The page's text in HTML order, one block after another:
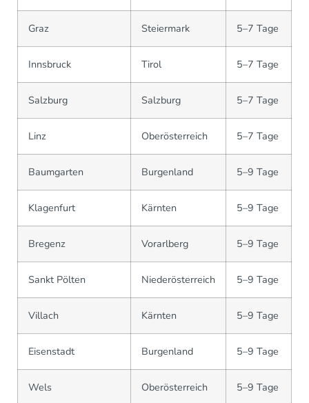
Graz Steiermark 5–7 Tage
Innsbruck Tirol 5–7 Tage
Salzburg Salzburg 5–7 Tage
Linz Oberösterreich 5–7 Tage
Baumgarten Burgenland 5–9 Tage
Klagenfurt Kärnten 5–9 Tage
Bregenz Vorarlberg 5–9 Tage
Sankt Pölten Niederösterreich 5–9 Tage
Villach Kärnten 5–9 Tage
Eisenstadt Burgenland 5–9 Tage
Wels Oberösterreich 5–9 Tage